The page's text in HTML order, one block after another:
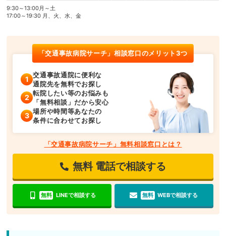
9:30～13:00月～土
17:00～19:30 月、火、水、金
「交通事故病院サーチ」相談窓口のメリット3つ
交通事故通院に便利な
通院先を無料でお探し
転院したい等のお悩みも
「無料相談」だから安心
場所や時間等あなたの
条件に合わせてお探し
「交通事故病院サーチ」無料相談窓口とは？
無料 電話で相談する
無料 LINEで相談する 無料 WEBで相談する